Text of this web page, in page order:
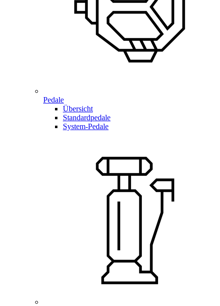
Pedale
Übersicht
Standardpedale
System-Pedale